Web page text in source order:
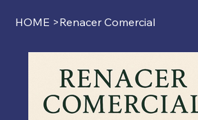
HOME >Renacer Comercial